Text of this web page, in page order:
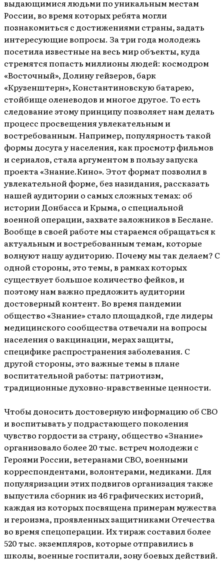
выдающимися людьми по уникальным местам
России, во время которых ребята могли
познакомиться с достижениями страны, задать
интересующие вопросы. За три года молодежь
посетила известные на весь мир объекты, куда
стремятся попасть миллионы людей: космодром
«Восточный», Долину гейзеров, барк
«Крузенштерн», Константиновскую батарею,
стойбище оленеводов и многое другое. То есть
следование этому принципу позволяет нам делать
процесс просвещения увлекательным и
востребованным. Например, популярность такой
формы досуга у населения, как просмотр фильмов
и сериалов, стала аргументом в пользу запуска
проекта «Знание.Кино». Этот формат позволил в
увлекательной форме, без назидания, рассказать
нашей аудитории о самых сложных темах: об
истории Донбасса и Крыма, о специальной
военной операции, захвате заложников в Беслане.
Вообще в своей работе мы стараемся обращаться к
актуальным и востребованным темам, которые
волнуют нашу аудиторию. Почему мы так делаем? С
одной стороны, это темы, в рамках которых
существует большое количество фейков, и
поэтому нам важно предложить аудитории
достоверный контент. Во время пандемии
общество «Знание» стало площадкой, где лидеры
медицинского сообщества отвечали на вопросы
населения о вакцинации, мерах защиты,
специфике распространения заболевания. С
другой стороны, это важные темы в плане
воспитательной работы: патриотизм,
традиционные духовно-нравственные ценности.
Чтобы доносить достоверную информацию об СВО
и воспитывать у подрастающего поколения
чувство гордости за страну, общество «Знание»
организовало более 20 тыс. встреч молодежи с
Героями России, ветеранами СВО, военными
корреспондентами, волонтерами, медиками. Для
популяризации этих подвигов организация также
выпустила сборник из 46 графических историй,
каждая из которых посвящена примерам мужества
и героизма, проявленных защитниками Отечества
во время спецоперации. Их тираж составил более
520 тыс. экземпляров, которые отправились в
школы, военные госпитали, зону боевых действий.